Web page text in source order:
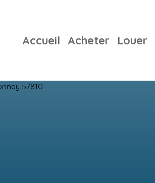
Accueil Acheter Louer